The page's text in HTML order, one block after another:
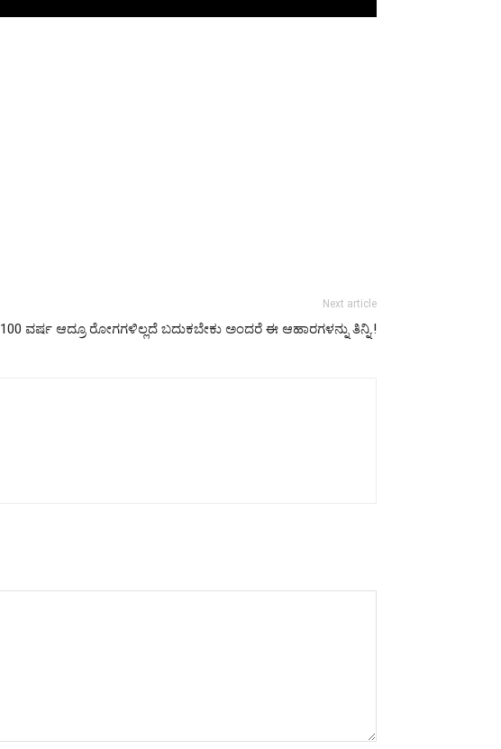
Next article
100 ವರ್ಷ ಆದ್ರೂ ರೋಗಗಳಿಲ್ಲದೆ ಬದುಕಬೇಕು ಅಂದರೆ ಈ ಆಹಾರಗಳನ್ನು ತಿನ್ನಿ.!